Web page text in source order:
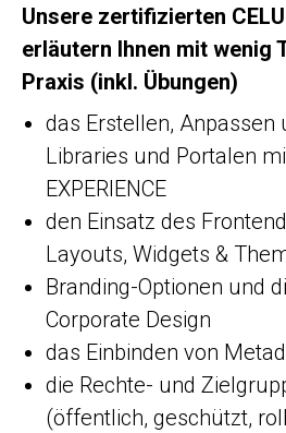
Unsere zertifizierten
erläutern Ihnen mit wenig
Praxis (inkl. Übungen)
das Erstellen, Anpassen
Libraries und Portalen
EXPERIENCE
den Einsatz des
Layouts, Widgets &
Branding-Optionen und
Corporate Design
das Einbinden von
die Rechte- und
(öffentlich, geschützt,